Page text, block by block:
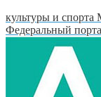
культуры и спорта
Федеральный